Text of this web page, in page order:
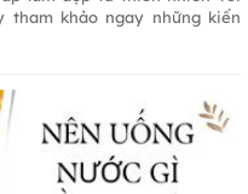
khảo ngay những kiến